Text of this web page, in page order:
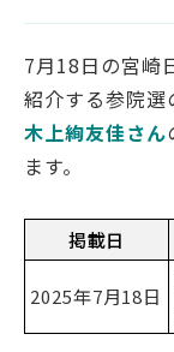
受験生の方
保護者の方
高校教員
企業の方
卒業生の方
地域の方
7月18日の宮崎
紹介する参院
木上絢友佳さん
ます。
掲載日
2025年7月18日